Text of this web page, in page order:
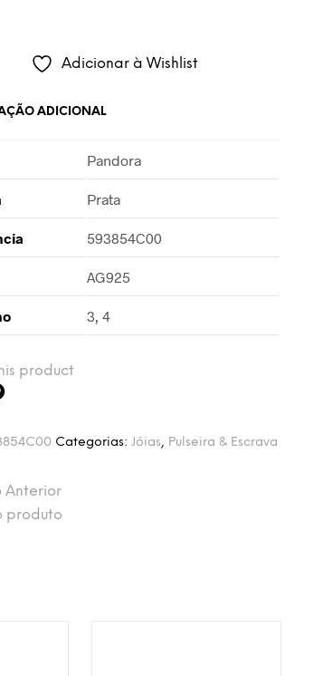
Adicionar à Wishlist
ADICIONAL
Pandora
Prata
593854C00
AG925
3, 4
product
Categorias:Jóias, Pulseira & Escrava
Anterior
produto